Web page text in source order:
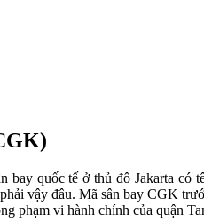
quốc tế ở thủ đô Jakarta
vậy đâu. Mã sân bay CGK
phạm vi hành chính của quận